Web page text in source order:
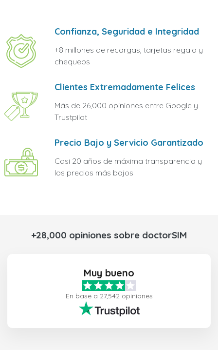
Confianza, Seguridad e Integridad
+8 millones de recargas, tarjetas regalo y
chequeos
Clientes Extremadamente Felices
Más de 26,000 opiniones entre Google y
Trustpilot
Precio Bajo y Servicio Garantizado
Casi 20 años de máxima transparencia y
los precios más bajos
+28,000 opiniones sobre doctorSIM
Muy bueno
En base a 27,542 opiniones